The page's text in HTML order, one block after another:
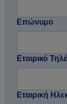
Επώνυμο
Εταιρικό
Εταιρική